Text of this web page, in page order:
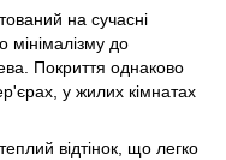
на сучасні
мінімалізму до
Покриття однаково
у жилих кімнатах
відтінок, що легко